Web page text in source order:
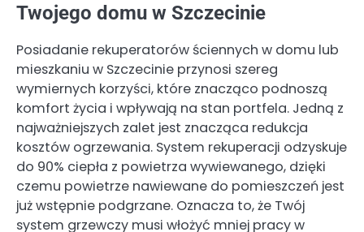
Twojego domu w Szczecinie
Posiadanie rekuperatorów ściennych w domu lub
mieszkaniu w Szczecinie przynosi szereg
wymiernych korzyści, które znacząco podnoszą
komfort życia i wpływają na stan portfela. Jedną z
najważniejszych zalet jest znacząca redukcja
kosztów ogrzewania. System rekuperacji odzyskuje
do 90% ciepła z powietrza wywiewanego, dzięki
czemu powietrze nawiewane do pomieszczeń jest
już wstępnie podgrzane. Oznacza to, że Twój
system grzewczy musi włożyć mniej pracy w